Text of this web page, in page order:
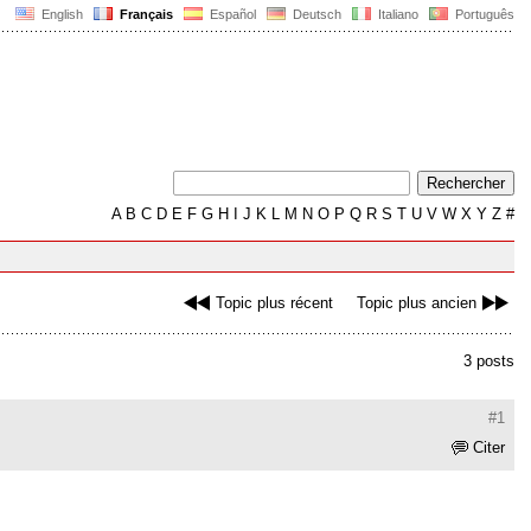
English Français Español Deutsch Italiano Português
AB C D E F G H J K L M N O P Q R S T U V W X Y Z #
Topic plus récent Topic plus ancien
3 posts
#1
Citer